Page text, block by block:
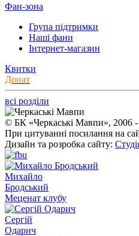
Фан-зона
Група підтримки
Наші фани
Інтернет-магазин
Квитки
Донат
всі розділи
© БК «Черкаські Мавпи», 2006
При цитуванні посилання на
Дизайн та розробка сайту:
Михайло
Бродський
Меценат клубу
Сергій
Одарич